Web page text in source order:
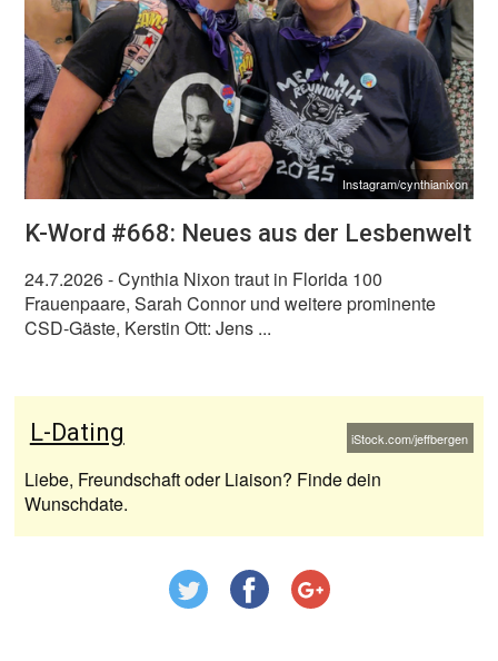
Instagram/cynthianixon
K-Word #668: Neues aus der Lesbenwelt
24.7.2026- Cynthia Nixon traut in Florida 100
Frauenpaare, Sarah Connor und weitere prominente
CSD-Gäste, Kerstin Ott: Jens ...
L-Dating iStock.com/jeffbergen
Liebe, Freundschaft oder Liaison? Finde dein
Wunschdate.